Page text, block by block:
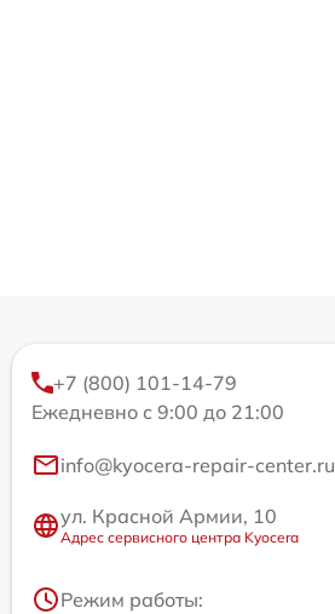
+7 (800) 101-14-79
Ежедневно с 9:00 до 21:00
info@kyocera-repair-center.ru
ул. Красной Армии, 10
Адрес сервисного центра Kyocera
Режим работы: